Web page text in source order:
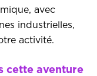
avec
industrielles,
activité.
cette aventure